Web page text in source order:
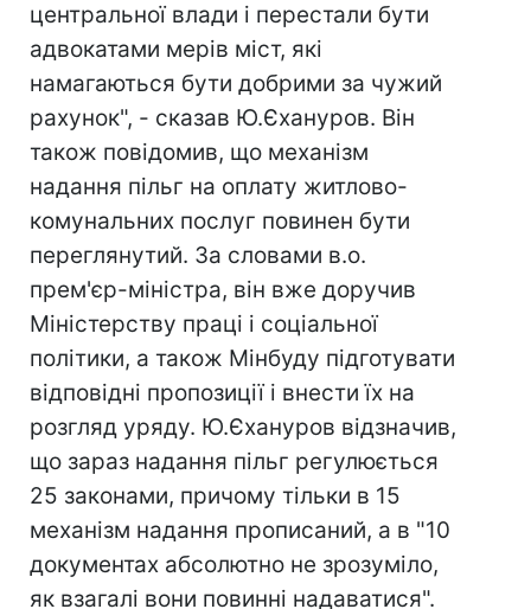
центральної влади і перестали бути
адвокатами мерів міст, які
намагаються бути добрими за чужий
рахунок", - сказав Ю.Єхануров. Він
також повідомив, що механізм
надання пільг на оплату житлово-
комунальних послуг повинен бути
переглянутий. За словами в.о.
прем'єр-міністра, він вже доручив
Міністерству праці і соціальної
політики, а також Мінбуду підготувати
відповідні пропозиції і внести їх на
розгляд уряду. Ю.Єхануров відзначив,
що зараз надання пільг регулюється
25 законами, причому тільки в 15
механізм надання прописаний, а в "10
документах абсолютно не зрозуміло,
як взагалі вони повинні надаватися".